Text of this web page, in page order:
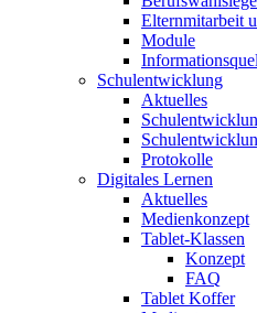
Elternmitarbeit
Module
Schulentwicklung
Aktuelles
Protokolle
Digitales Lernen
Aktuelles
Medienkonzept
Tablet-Klassen
Konzept
FAQ
Tablet Koffer